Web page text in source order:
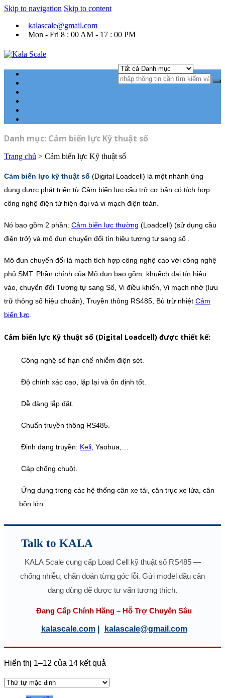
Skip to navigation Skip to content
kalascale@gmail.com
Mon - Fri 8 : 00 AM - 17 : 00 PM
Kala Scale
Kỹ thuật tự động hóa Ngành cân điện tử.
Danh mục: Cảm biến lực Kỹ thuật số
Trang chủ > Cảm biến lực Kỹ thuật số
Cảm biến lực kỹ thuật số (Digital Loadcell) là một nhánh ứng
dụng được phát triển từ Cảm biến lực cầu trở cơ bản có tích hợp
công nghệ điện tử hiện đại và vi mạch điện toán.
Nó bao gồm 2 phần: Cảm biến lực thường (Loadcell) (sử dụng cầu
điện trở) và mô đun chuyển đổi tín hiệu tương tự sang số .
Mô đun chuyển đổi là mạch tích hợp công nghệ cao với công nghệ
phủ SMT. Phần chính của Mô đun bao gồm: khuếch đại tín hiệu
vào, chuyển đổi Tương tự sang Số, Vi điều khiển, Vi mạch nhớ (lưu
trữ thông số hiệu chuẩn), Truyền thông RS485, Bù trừ nhiệt Cảm
biến lực.
Cảm biến lực Kỹ thuật số (Digital Loadcell) được thiết kế:
Công nghệ số hạn chế nhiễm điện sét.
Độ chính xác cao, lặp lại và ổn định tốt.
Dễ dàng lắp đặt.
Chuẩn truyền thông RS485.
Định dạng truyền: Keli , Yaohua,…
Cáp chống chuột.
Ứng dụng trong các hệ thống cân xe tải, cân trục xe lửa, cân
bồn lớn.
Talk to KALA
KALA Scale cung cấp Load Cell kỹ thuật số RS485 —
chống nhiễu, chẩn đoán từng góc lỗi. Gửi model đầu cân
đang dùng để được tư vấn tương thích.
Đang Cấp Chính Hãng – Hỗ Trợ Chuyên Sâu
kalascale.com| kalascale@gmail.com
Hiển thị 1–12 của 14 kết quả